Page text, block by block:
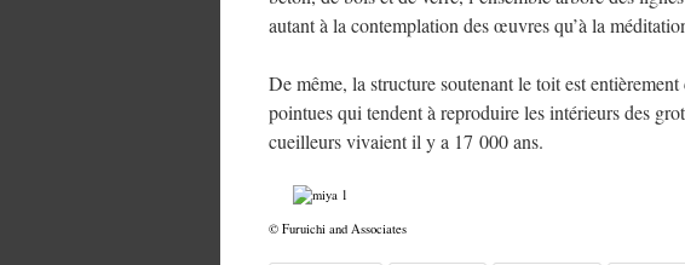
autant à la contemplation des œuvres qu’à la
De même, la structure soutenant le toit est
pointues qui tendent à reproduire les intérieurs des
cueilleurs vivaient il y a 17 000 ans.
© Furuichi and Associates